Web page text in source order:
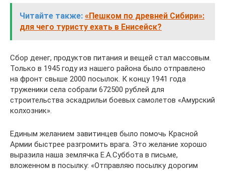
Читайте также: «Пешком по древней Сибири»:
для чего туристу ехать в Енисейск?
Сбор денег, продуктов питания и вещей стал массовым.
Только в 1945 году из нашего района было отправлено
на фронт свыше 2000 посылок. К концу 1941 года
труженики села собрали 672500 рублей для
строительства эскадрильи боевых самолетов «Амурский
колхозник».
Единым желанием завитинцев было помочь Красной
Армии быстрее разгромить врага. Это желание хорошо
выразила наша землячка Е.А.Суббота в письме,
вложенном в посылку: «Отправляю посылку дорогим